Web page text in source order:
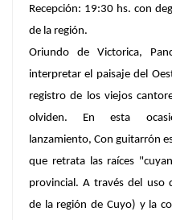
Recepción: 19:30 hs. con
de la región.
Oriundo de Victorica,
interpretar el paisaje del
registro de los viejos
olviden. En esta
lanzamiento, Con guitarrón
que retrata las raíces
provincial. A través del
de la región de Cuyo) y la